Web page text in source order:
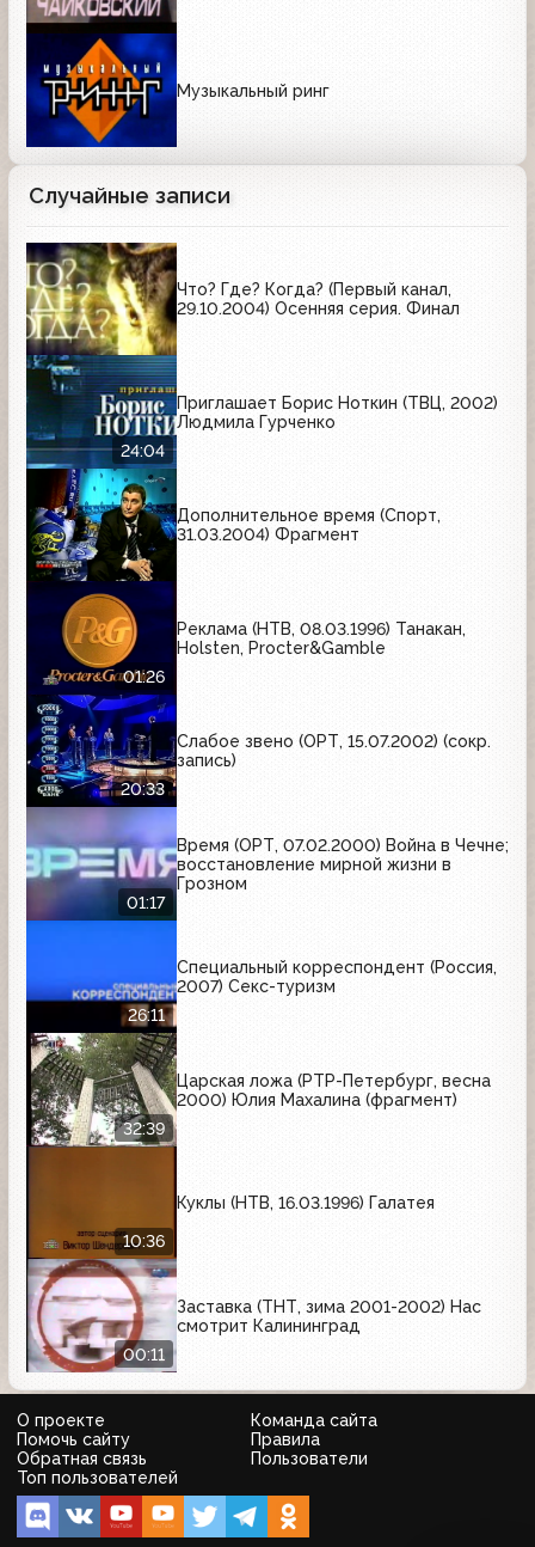
Музыкальный ринг
Случайные записи
Что? Где? Когда? (Первый канал,
29.10.2004) Осенняя серия. Финал
24:04
Приглашает Борис Ноткин (ТВЦ, 2002)
Людмила Гурченко
Дополнительное время (Спорт,
31.03.2004) Фрагмент
01:26
Реклама (НТВ, 08.03.1996) Танакан,
Holsten, Procter&Gamble
20:33
Слабое звено (ОРТ, 15.07.2002) (сокр.
запись)
01:17
Время (ОРТ, 07.02.2000) Война в Чечне;
восстановление мирной жизни в
Грозном
26:11
Специальный корреспондент (Россия,
2007) Секс-туризм
32:39
Царская ложа (РТР-Петербург, весна
2000) Юлия Махалина (фрагмент)
10:36
Куклы (НТВ, 16.03.1996) Галатея
00:11
Заставка (ТНТ, зима 2001-2002) Нас
смотрит Калининград
О проекте
Команда сайта
Помочь сайту
Правила
Обратная связь
Пользователи
Топ пользователей